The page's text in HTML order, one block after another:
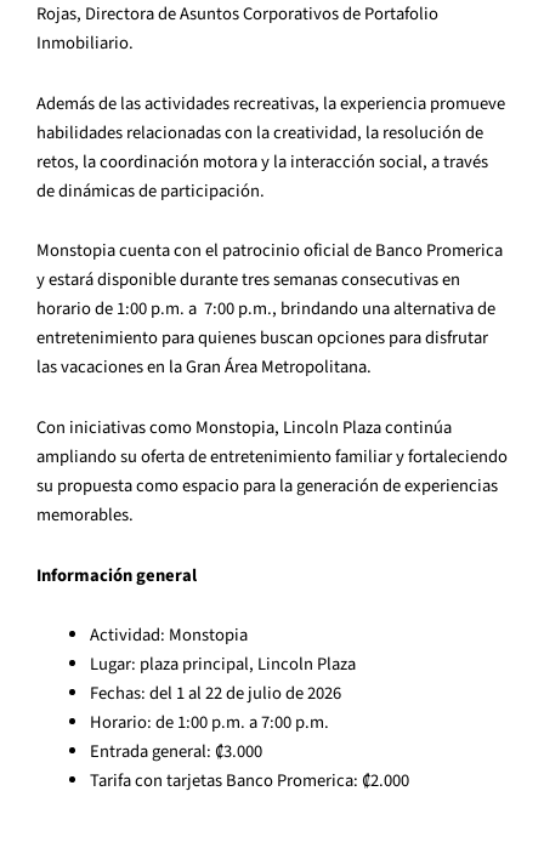
Rojas, Directora de Asuntos Corporativos de Portafolio
Inmobiliario.
Además de las actividades recreativas, la experiencia promueve
habilidades relacionadas con la creatividad, la resolución de
retos, la coordinación motora y la interacción social, a través
de dinámicas de participación.
Monstopia cuenta con el patrocinio oficial de Banco Promerica
y estará disponible durante tres semanas consecutivas en
horario de 1:00 p.m. a 7:00 p.m., brindando una alternativa de
entretenimiento para quienes buscan opciones para disfrutar
las vacaciones en la Gran Área Metropolitana.
Con iniciativas como Monstopia, Lincoln Plaza continúa
ampliando su oferta de entretenimiento familiar y fortaleciendo
su propuesta como espacio para la generación de experiencias
memorables.
Información general
Actividad: Monstopia
Lugar: plaza principal, Lincoln Plaza
Fechas: del 1 al 22 de julio de 2026
Horario: de 1:00 p.m. a 7:00 p.m.
Entrada general: ₡3.000
Tarifa con tarjetas Banco Promerica: ₡2.000